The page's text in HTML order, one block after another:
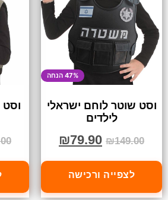
47% הנחה
וסט שוטר לוחם ישראלי
לילדים
₪149.00
₪79.90
לצפייה ורכישה
וסט